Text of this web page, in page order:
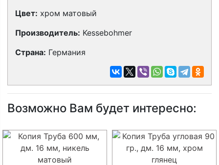
Цвет: хром матовый
Производитель: Kessebohmer
Страна: Германия
Возможно Вам будет интересно: